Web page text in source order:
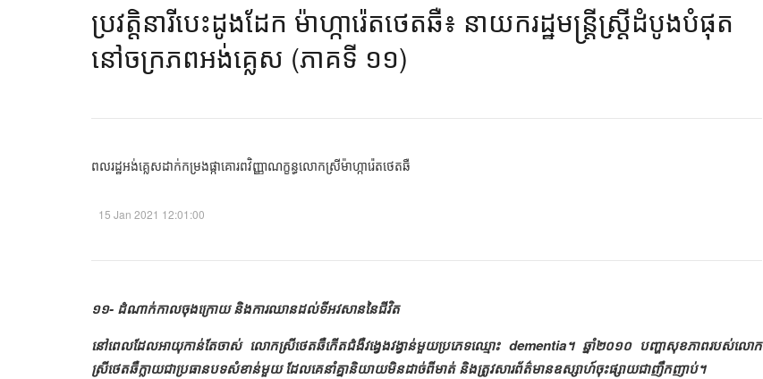
ប្រវត្តិនារីបេះដូងដែក ម៉ាហ្ការ៉េតថេតឆឺ៖ នាយករដ្ឋមន្ត្រីស្ត្រីដំបូងបំផុត
នៅចក្រភពអង់គ្លេស (ភាគទី ១១)​
ពលរដ្ឋអង់គ្លេសដាក់កម្រងផ្កាគោរពវិញ្ញាណក្ខន្ធលោកស្រីម៉ាហ្ការ៉េតថេតឆឺ
15 Jan 2021 12:01:00
១១- ដំណាក់កាលចុងក្រោយ និងការឈានដល់ទីអវសាននៃជីវិត
នៅពេលដែលអាយុកាន់តែចាស់ លោកស្រីថេតឆឺកើតជំងឺវង្វេងវង្វាន់មួយប្រភេទឈ្មោះ dementia។ ឆ្នាំ២០១០ បញ្ហាសុខភាពរបស់លោក
ស្រីថេតឆឺក្លាយជាប្រធានបទសំខាន់មួយ ដែលគេនាំគ្នានិយាយមិនដាច់ពីមាត់ និងត្រូវសារព័ត៌មានឧស្សាហ៍ចុះផ្សាយជាញឹកញាប់។